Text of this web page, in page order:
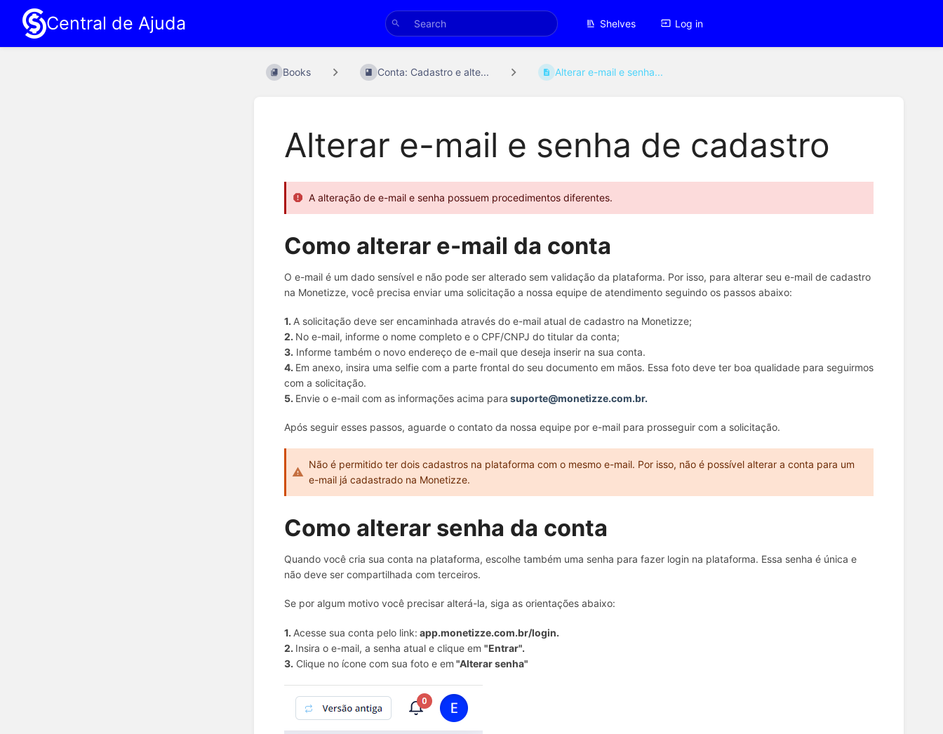
Central de Ajuda Shelves Log in
Books Conta: Cadastro e alte... Alterar e-mail e senha...
Alterar e-mail e senha de cadastro
A alteração de e-mail e senha possuem procedimentos diferentes.
Como alterar e-mail da conta
O e-mail é um dado sensível e não pode ser alterado sem validação da plataforma. Por isso, para alterar seu e-mail de cadastro
na Monetizze, você precisa enviar uma solicitação a nossa equipe de atendimento seguindo os passos abaixo:
1. A solicitação deve ser encaminhada através do e-mail atual de cadastro na Monetizze;
2. No e-mail, informe o nome completo e o CPF/CNPJ do titular da conta;
3. Informe também o novo endereço de e-mail que deseja inserir na sua conta.
4. Em anexo, insira uma selfie com a parte frontal do seu documento em mãos. Essa foto deve ter boa qualidade para seguirmos
com a solicitação.
5. Envie o e-mail com as informações acima para suporte@monetizze.com.br.
Após seguir esses passos, aguarde o contato da nossa equipe por e-mail para prosseguir com a solicitação.
Não é permitido ter dois cadastros na plataforma com o mesmo e-mail. Por isso, não é possível alterar a conta para um
e-mail já cadastrado na Monetizze.
Como alterar senha da conta
Quando você cria sua conta na plataforma, escolhe também uma senha para fazer login na plataforma. Essa senha é única e
não deve ser compartilhada com terceiros.
Se por algum motivo você precisar alterá-la, siga as orientações abaixo:
1. Acesse sua conta pelo link: app.monetizze.com.br/login.
2. Insira o e-mail, a senha atual e clique em "Entrar".
3. Clique no ícone com sua foto e em "Alterar senha"